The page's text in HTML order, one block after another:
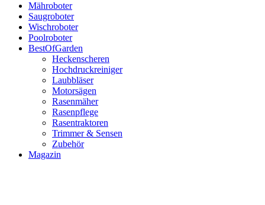
Mähroboter
Saugroboter
Wischroboter
Poolroboter
BestOfGarden
Heckenscheren
Hochdruckreiniger
Laubbläser
Motorsägen
Rasenmäher
Rasenpflege
Rasentraktoren
Trimmer & Sensen
Zubehör
Magazin